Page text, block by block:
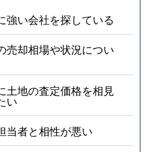
強い会社を探している
売却相場や状況につい
土地の査定価格を相見
い
当者と相性が悪い